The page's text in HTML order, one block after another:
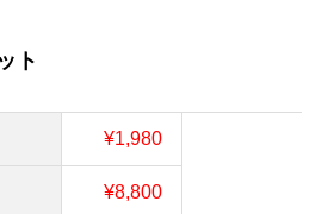
ト
¥1,980
¥8,800